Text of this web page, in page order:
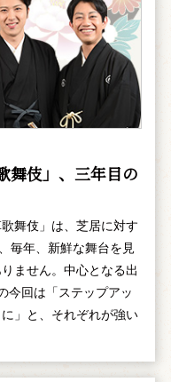
舞伎」、三年目の
舞伎」は、芝居に対す
毎年、新鮮な舞台を見
ません。中心となる出
今回は「ステップアッ
」と、それぞれが強い